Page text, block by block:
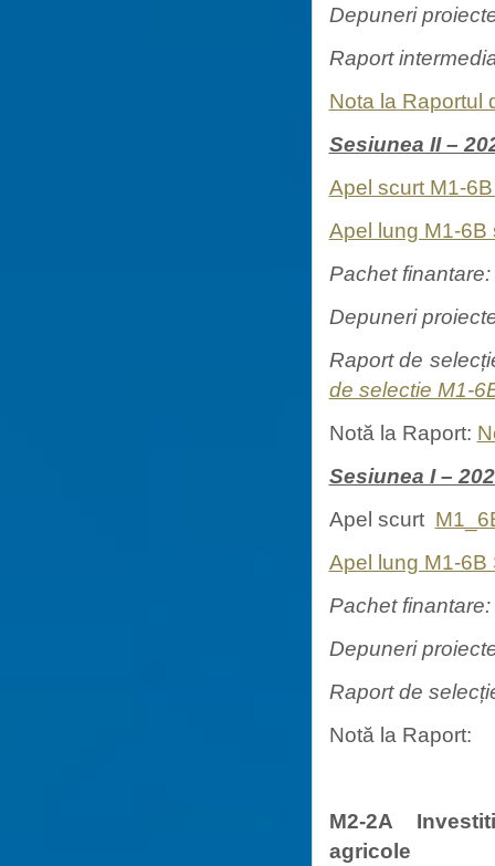
Depuneri
Raport
Nota la Raportul
Sesiunea II –
Apel scurt M1-
Apel lung M1-6B
Pachet finantare:
Depuneri
Raport de
de selectie M1-
Notă la Raport:
Sesiunea I –
Apel scurt
Apel lung M1-6B
Pachet finantare:
Depuneri
Raport de
Notă la Raport:
M2-2A
agricole